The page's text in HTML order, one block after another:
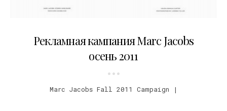
Рекламная кампания Marc Jacobs
осень 2011
Marc Jacobs Fall 2011 Campaign |